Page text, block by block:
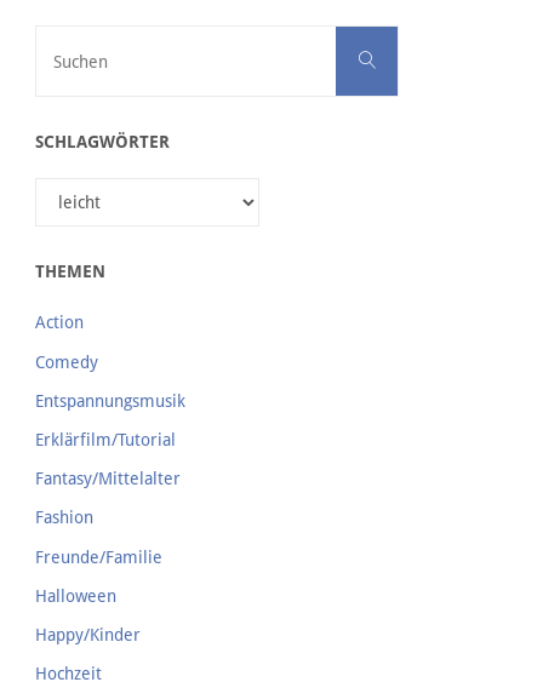
Suchen
SCHLAGWÖRTER
THEMEN
Action
Comedy
Entspannungsmusik
Erklärfilm/Tutorial
Fantasy/Mittelalter
Fashion
Freunde/Familie
Halloween
Happy/Kinder
Hochzeit